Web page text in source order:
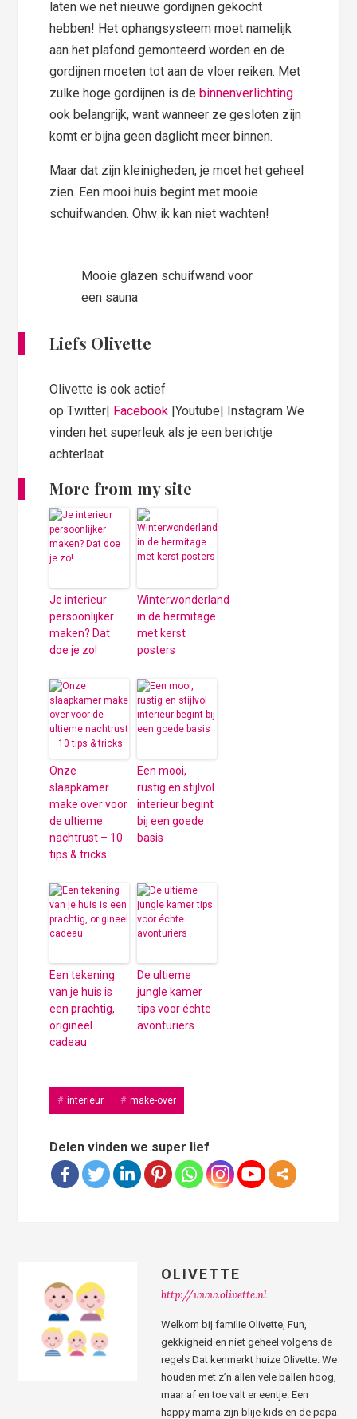
laten we net nieuwe gordijnen gekocht
hebben! Het ophangsysteem moet namelijk
aan het plafond gemonteerd worden en de
gordijnen moeten tot aan de vloer reiken. Met
zulke hoge gordijnen is debinnenverlichting
ook belangrijk, want wanneer ze gesloten zijn
komt er bijna geen daglicht meer binnen.
Maar dat zijn kleinigheden, je moet het geheel
zien. Een mooi huis begint met mooie
schuifwanden. Ohw ik kan niet wachten!
Mooie glazen schuifwand voor
een sauna
Liefs Olivette
Olivette is ook actief
op Twitter| Facebook |Youtube| Instagram We
vinden het superleuk als je een berichtje
achterlaat
More from my site
Je interieur
persoonlijker
maken? Dat
doe je zo!
Winterwonderland
in de hermitage
met kerst
posters
Onze
slaapkamer
make over voor
de ultieme
nachtrust – 10
tips & tricks
Een mooi,
rustig en stijlvol
interieur begint
bij een goede
basis
Een tekening
van je huis is
een prachtig,
origineel
cadeau
De ultieme
jungle kamer
tips voor échte
avonturiers
interieur make-over
Delen vinden we super lief
OLIVETTE
http://www.olivette.nl
Welkom bij familie Olivette, Fun,
gekkigheid en niet geheel volgens de
regels Dat kenmerkt huize Olivette. We
houden met z’n allen vele ballen hoog,
maar af en toe valt er eentje. Een
happy mama zijn blije kids en de papa